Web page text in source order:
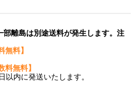
離島は別途送料が発生します。注
無料】
料無料】
以内に発送いたします。